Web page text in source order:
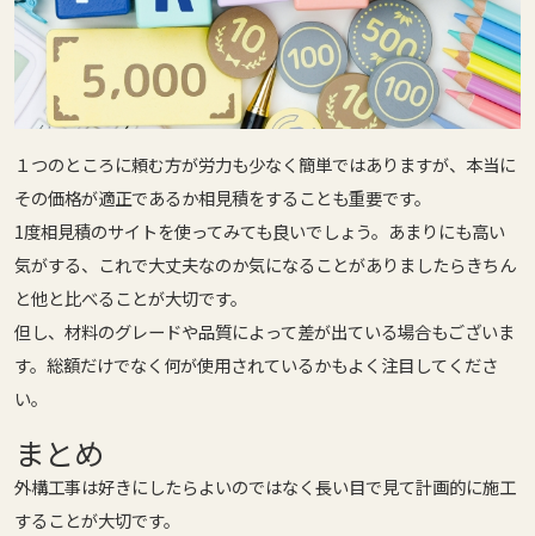
１つのところに頼む方が労力も少なく簡単ではありますが、本当に
その価格が適正であるか相見積をすることも重要です。
1度相見積のサイトを使ってみても良いでしょう。あまりにも高い
気がする、これで大丈夫なのか気になることがありましたらきちん
と他と比べることが大切です。
但し、材料のグレードや品質によって差が出ている場合もございま
す。総額だけでなく何が使用されているかもよく注目してくださ
い。
まとめ
外構工事は好きにしたらよいのではなく長い目で見て計画的に施工
することが大切です。